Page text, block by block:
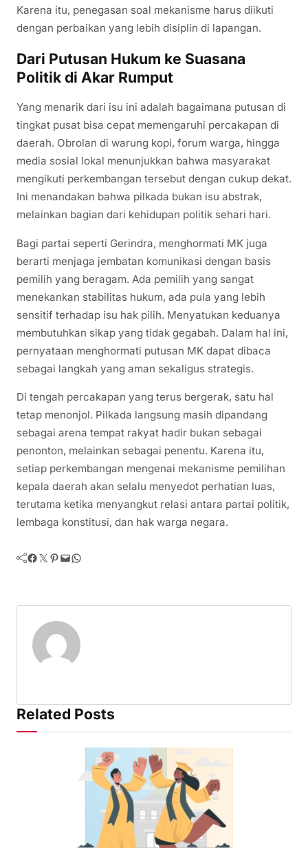
Karena itu, penegasan soal mekanisme harus diikuti
dengan perbaikan yang lebih disiplin di lapangan.
Dari Putusan Hukum ke Suasana
Politik di Akar Rumput
Yang menarik dari isu ini adalah bagaimana putusan di
tingkat pusat bisa cepat memengaruhi percakapan di
daerah. Obrolan di warung kopi, forum warga, hingga
media sosial lokal menunjukkan bahwa masyarakat
mengikuti perkembangan tersebut dengan cukup dekat.
Ini menandakan bahwa pilkada bukan isu abstrak,
melainkan bagian dari kehidupan politik sehari hari.
Bagi partai seperti Gerindra, menghormati MK juga
berarti menjaga jembatan komunikasi dengan basis
pemilih yang beragam. Ada pemilih yang sangat
menekankan stabilitas hukum, ada pula yang lebih
sensitif terhadap isu hak pilih. Menyatukan keduanya
membutuhkan sikap yang tidak gegabah. Dalam hal ini,
pernyataan menghormati putusan MK dapat dibaca
sebagai langkah yang aman sekaligus strategis.
Di tengah percakapan yang terus bergerak, satu hal
tetap menonjol. Pilkada langsung masih dipandang
sebagai arena tempat rakyat hadir bukan sebagai
penonton, melainkan sebagai penentu. Karena itu,
setiap perkembangan mengenai mekanisme pemilihan
kepala daerah akan selalu menyedot perhatian luas,
terutama ketika menyangkut relasi antara partai politik,
lembaga konstitusi, dan hak warga negara.
Facebook Twitter Pinterest Mail WhatsApp
Related Posts